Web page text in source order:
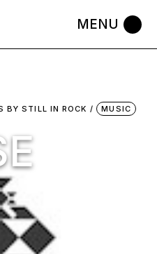
BYSTILL IN ROCK MUSIC